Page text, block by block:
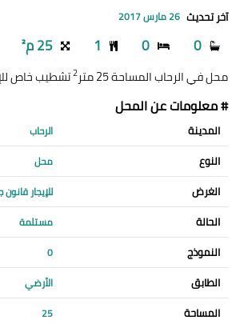
آخر تحديث 26 مارس 2017
0
0
1 25 م²
محل في الرحاب المساحة 25 متر 2تشطيب خاص
# معلومات عن المحل
المدينة الرحاب
النوع محل
الغرض للإيجار قانون
الحالة مستلمة
النموذج 0
الطابق الأرضي
المساحة 25